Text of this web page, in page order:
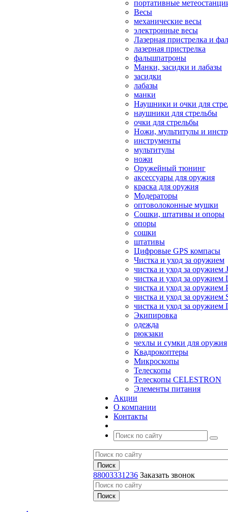
портативные
Весы
механические весы
электронные весы
Лазерная пристрелка и
лазерная пристрелка
фальшпатроны
Манки, засидки и лабазы
засидки
лабазы
манки
Наушники и очки для
наушники для стрельбы
очки для стрельбы
Ножи, мультитулы и
инструменты
мультитулы
ножи
Оружейный тюнинг
аксессуары для оружия
краска для оружия
Модераторы
оптоволоконные мушки
Сошки, штативы и опоры
опоры
сошки
штативы
Цифровые GPS компасы
Чистка и уход за оружием
чистка и уход за оружием
чистка и уход за оружием
чистка и уход за оружием
чистка и уход за оружием
чистка и уход за
Экипировка
одежда
рюкзаки
чехлы и сумки для оружия
Квадрокоптеры
Микроскопы
Телескопы
Телескопы CELESTRON
Элементы питания
Акции
О компании
Контакты
88003331236 Заказать звонок